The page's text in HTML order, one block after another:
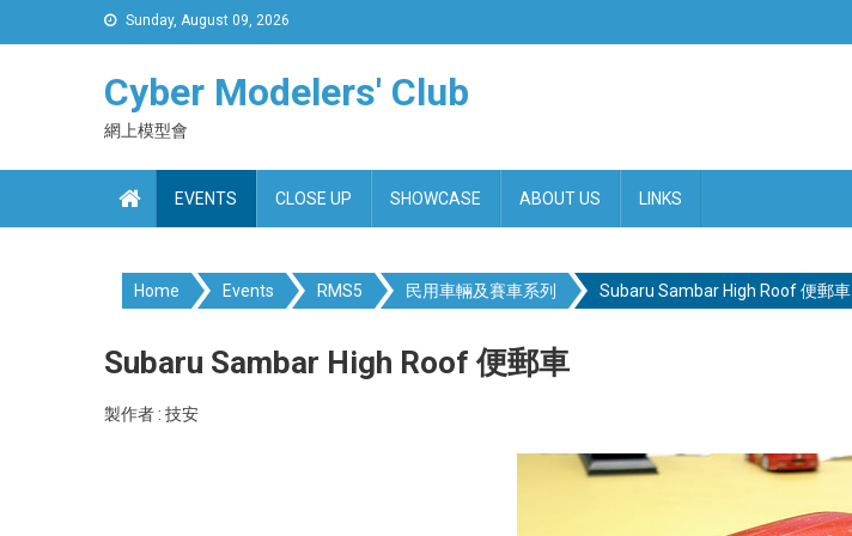
to
Sunday, August 09, 2026
Cyber Modelers' Club
網上模型會
EVENTS CLOSE UP SHOWCASE ABOUT US LINKS
Home Events RMS5 民用車輛及賽車系列 Subaru Sambar High Roof 便郵車
Subaru Sambar High Roof 便郵車
製作者 : 技安